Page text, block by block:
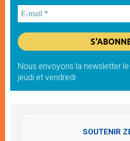
Nous envoyons la newsletter
jeudi et vendredi
SOUTENIR